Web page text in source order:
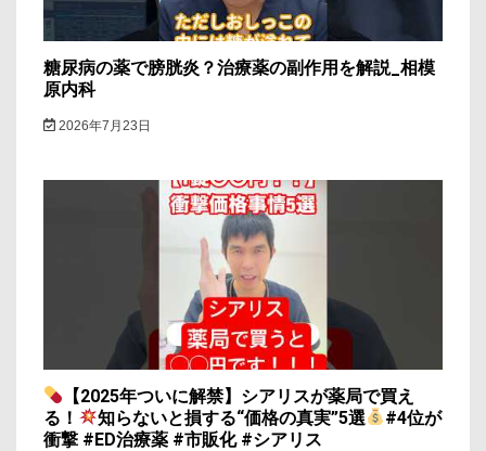
糖尿病の薬で膀胱炎？治療薬の副作用を解説_相模
原内科
2026年7月23日
【2025年ついに解禁】シアリスが薬局で買え
る！
知らないと損する“価格の真実”5選
#4位が
衝撃 #ED治療薬 #市販化 #シアリス